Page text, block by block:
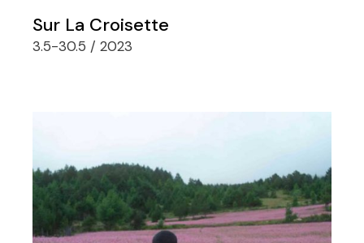
Sur La Croisette
3.5-30.5 / 2023